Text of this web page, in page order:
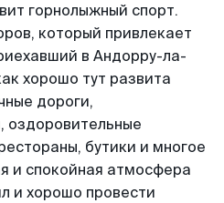
горнолыжный спорт.
который привлекает
в Андорру-ла-
хорошо тут развита
дороги,
оздоровительные
бутики и многое
и спокойная атмосфера
и хорошо провести